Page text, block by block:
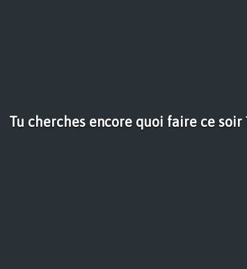
Tu cherches encore quoi faire ce soir